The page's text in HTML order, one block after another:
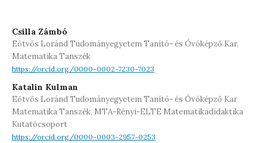
Csilla Zámbó
Eötvös Loránd Tudományegyetem Tanító- és Óvóképző Kar,
Matematika Tanszék
https://orcid.org/0000-0002-7230-7023
Katalin Kulman
Eötvös Loránd Tudományegyetem Tanító- és Óvóképző Kar
Matematika Tanszék, MTA-Rényi-ELTE Matematikadidaktika
Kutatócsoport
https://orcid.org/0000-0003-2957-0253